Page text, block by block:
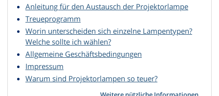
Anleitung für den Austausch der Projektorlampe
Treueprogramm
Worin unterscheiden sich einzelne Lampentypen?
Welche sollte ich wählen?
Allgemeine Geschäftsbedingungen
Impressum
Warum sind Projektorlampen so teuer?